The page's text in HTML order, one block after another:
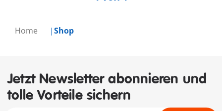
Home Shop
Jetzt Newsletter abonnieren und
tolle Vorteile sichern